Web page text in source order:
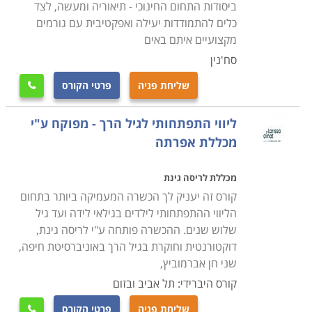
ביסודות התחום החינוכי - תיאוריה ומעשה, לצד
כלים להתמודדות יעילה ואפקטיבית עם גורמים
מקצועיים איתם באים
סח'נין
שליחת פניה פרטי הקורס 
ליווי התפתחותי לגיל הרך - מפוקח ע"י
מכללת אפרתה
מכללת לריסה גינת
קורס זה יעניק לך הכשרה המעמיקה ביותר בתחום
הליווי ההתפתחותי לילדים בגילאי לידה ועד גיל
שלוש שנים. ההכשרה פותחה ע"י לריסה גינת,
דוקטורנטית וחוקרת בגיל הרך באוניברסיטת חיפה,
שני חן אברמוביץ,
קורס היברידי: תל אביב ובזום
שליחת פניה פרטי הקורס 